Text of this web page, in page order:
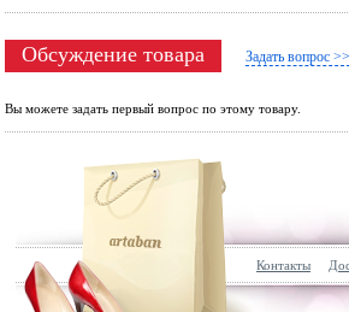
Обсуждение товара Задать вопрос >>
Вы можете задать первый вопрос по этому товару.
Контакты